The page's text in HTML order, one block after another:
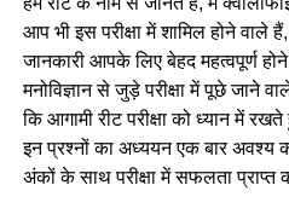
(a) विलियम जेम्स
(b) जेरोम ब्रूनर
(c) सिगमण्ड फ्रायड
(4) बक्सिज्य
Ans- 1
4. कम आयु में वृद्धावस्था जैसे लक्षण
आप भी इस परीक्षा में शामिल होने वाले
जानकारी आपके लिए बेहद महत्वपूर्ण होने
मनोविज्ञान से जुड़े परीक्षा में पूछे जाने
कि आगामी रीट परीक्षा को ध्यान में
इन प्रश्नों का अध्ययन एक बार अवश्य
अंकों के साथ परीक्षा में सफलता प्राप्त